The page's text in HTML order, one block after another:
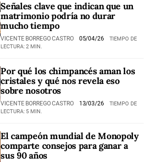
Señales clave que indican que un
matrimonio podría no durar
mucho tiempo
VICENTE BORREGO CASTRO 05/04/26
TIEMPO DE
LECTURA: 2 MIN.
Por qué los chimpancés aman los
cristales y qué nos revela eso
sobre nosotros
VICENTE BORREGO CASTRO 13/03/26
TIEMPO DE
LECTURA: 5 MIN.
El campeón mundial de Monopoly
comparte consejos para ganar a
sus 90 años